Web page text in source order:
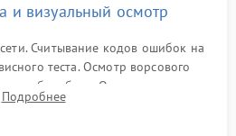
и визуальный осмотр
Считывание кодов ошибок на
теста. Осмотр ворсового
и барабана. Опрос клиента о
не крутит барабан, сильно шумит
Подробнее